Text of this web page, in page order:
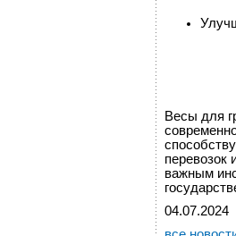
Весы для
перевозок
важным
04.07.2024